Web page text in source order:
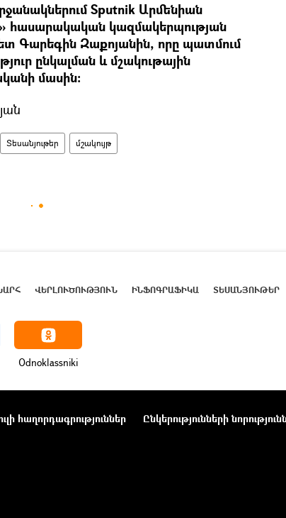
Sputnik Արմենիան
հասարակական կազմակերպության
Գարեգին Զաքոյանին, որը պատմում
ընկալման և մշակութային
մասին:
Տեսանյութեր մշակույթ
ՎԵՐԼՈՒԾՈՒԹՅՈՒՆ ԻՆՖՈԳՐԱՖԻԿԱ ՏԵՍԱՆՅՈՒԹԵՐ
Odnoklassniki
հաղորդագրություններ Ընկերությունների